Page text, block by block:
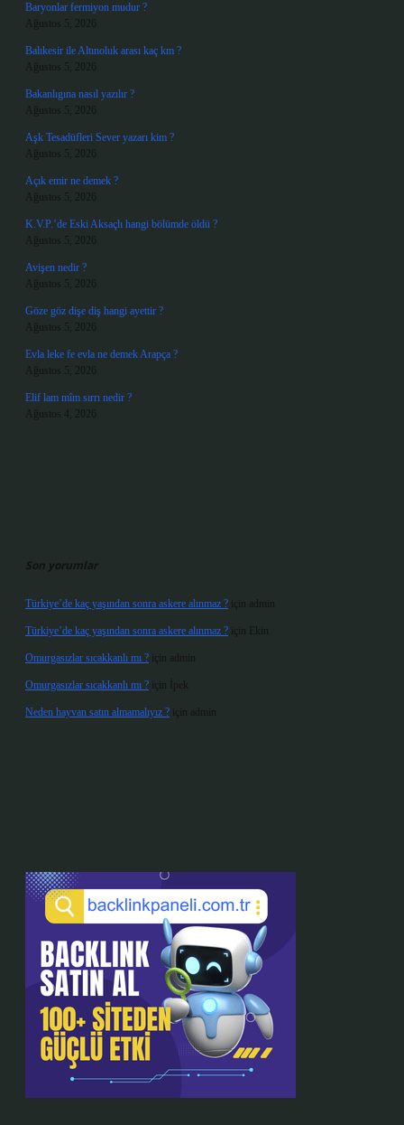
Baryonlar fermiyon mudur ?
Ağustos 5, 2026
Balıkesir ile Altınoluk arası kaç km ?
Ağustos 5, 2026
Bakanlıgına nasıl yazılır ?
Ağustos 5, 2026
Aşk Tesadüfleri Sever yazarı kim ?
Ağustos 5, 2026
Açık emir ne demek ?
Ağustos 5, 2026
K.V.P.’de Eski Aksaçlı hangi bölümde öldü ?
Ağustos 5, 2026
Avişen nedir ?
Ağustos 5, 2026
Göze göz dişe diş hangi ayettir ?
Ağustos 5, 2026
Evla leke fe evla ne demek Arapça ?
Ağustos 5, 2026
Elif lam mîm sırrı nedir ?
Ağustos 4, 2026
Son yorumlar
Türkiye’de kaç yaşından sonra askere alınmaz ? için admin
Türkiye’de kaç yaşından sonra askere alınmaz ? için Ekin
Omurgasızlar sıcakkanlı mı ? için admin
Omurgasızlar sıcakkanlı mı ? için İpek
Neden hayvan satın almamalıyız ? için admin